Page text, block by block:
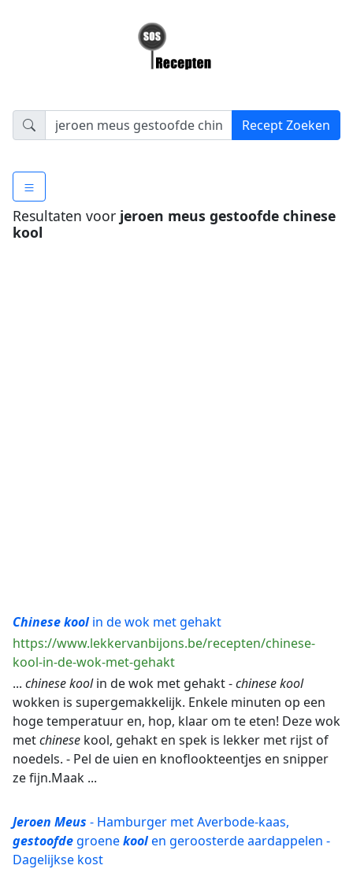
Resultaten voor jeroen meus gestoofde chinese
kool
Chinesekoolin de wok met gehakt
https://www.lekkervanbijons.be/recepten/chinese-
kool-in-de-wok-met-gehakt
... chinesekoolin de wok met gehakt -chinesekool
wokken is supergemakkelijk. Enkele minuten op een
hoge temperatuur en, hop, klaar om te eten! Deze wok
metchinese kool, gehakt en spek is lekker met rijst of
noedels. - Pel de uien en knoflookteentjes en snipper
ze fijn.Maak ...
Jeroen Meus - Hamburger met Averbode-kaas,
gestoofdegroenekoolen geroosterde aardappelen -
Dagelijkse kost